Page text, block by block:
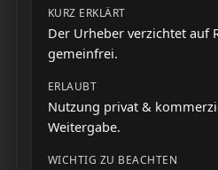
Der Urheber verzichtet auf
gemeinfrei.
Nutzung privat &
Weitergabe.